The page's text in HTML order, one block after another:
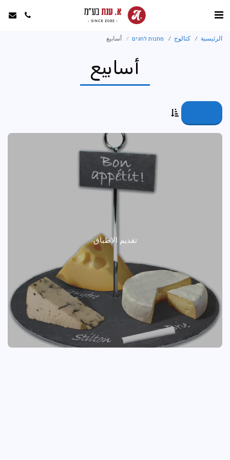
الرئيسية كتالوج מתנות לחגים أسابيع
أسابيع
تقديم الاطباق